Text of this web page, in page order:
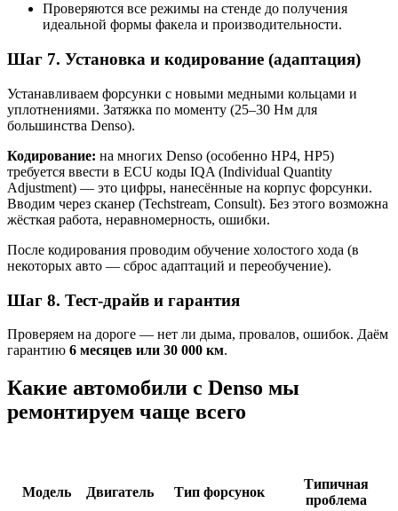
Проверяются все режимы на стенде до получения
идеальной формы факела и производительности.
Шаг 7. Установка и кодирование (адаптация)
Устанавливаем форсунки с новыми медными кольцами и
уплотнениями. Затяжка по моменту (25–30 Нм для
большинства Denso).
Кодирование: на многих Denso (особенно HP4, HP5)
требуется ввести в ECU коды IQA (Individual Quantity
Adjustment) — это цифры, нанесённые на корпус форсунки.
Вводим через сканер (Techstream, Consult). Без этого возможна
жёсткая работа, неравномерность, ошибки.
После кодирования проводим обучение холостого хода (в
некоторых авто — сброс адаптаций и переобучение).
Шаг 8. Тест-драйв и гарантия
Проверяем на дороге — нет ли дыма, провалов, ошибок. Даём
гарантию 6 месяцев или 30 000 км.
Какие автомобили с Denso мы
ремонтируем чаще всего
Модель Двигатель Тип форсунок
Типичная
проблема